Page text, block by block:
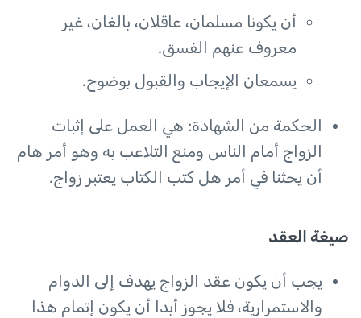
أن يكونا مسلمان، عاقلان، بالغان، غير
معروف عنهم الفسق.
يسمعان الإيجاب والقبول بوضوح.
الحكمة من الشهادة: هي العمل على إثبات
الزواج أمام الناس ومنع التلاعب به وهو أمر هام
أن يحثنا في أمر هل كتب الكتاب يعتبر زواج.
صيغة العقد
يجب أن يكون عقد الزواج يهدف إلى الدوام
والاستمرارية، فلا يجوز أبدا أن يكون إتمام هذا